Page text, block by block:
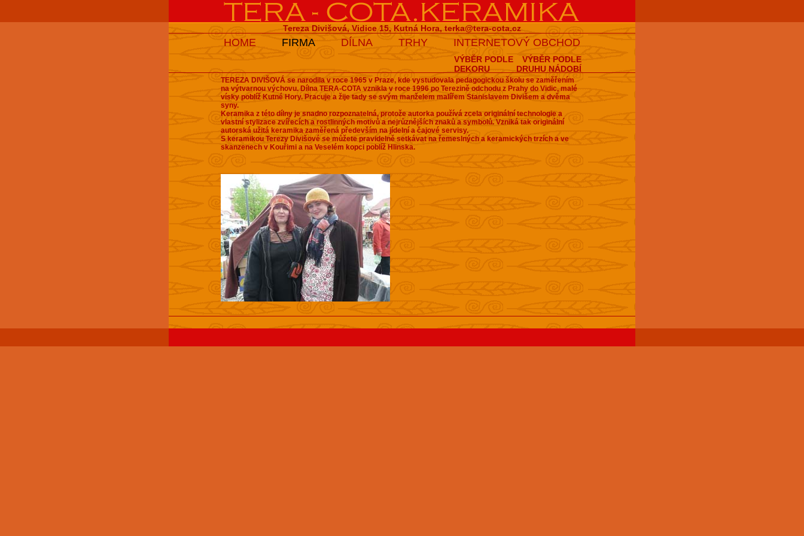
Tereza Divišová, Vidice 15, Kutná Hora, terka@tera-cota.cz
HOME FIRMA DÍLNA TRHY INTERNETOVÝ OBCHOD
VÝBĚR PODLE
DRUHU NÁDOBÍ
VÝBĚR PODLE
DEKORU
TEREZA DIVIŠOVÁ se narodila v roce 1965 v Praze, kde vystudovala pedagogickou školu se zaměřením
na výtvarnou výchovu. Dílna TERA-COTA vznikla v roce 1996 po Terezině odchodu z Prahy do Vidic, malé
vísky poblíž Kutné Hory. Pracuje a žije tady se svým manželem malířem Stanislavem Divišem a dvěma
syny.
Keramika z této dílny je snadno rozpoznatelná, protože autorka používá zcela originální technologie a
vlastní stylizace zvířecích a rostlinných motivů a nejrůznějších znaků a symbolů. Vzniká tak originální
autorská užitá keramika zaměřená především na jídelní a čajové servisy.
S keramikou Terezy Divišové se můžete pravidelně setkávat na řemeslných a keramických trzích a ve
skanzenech v Kouřimi a na Veselém kopci poblíž Hlinska.